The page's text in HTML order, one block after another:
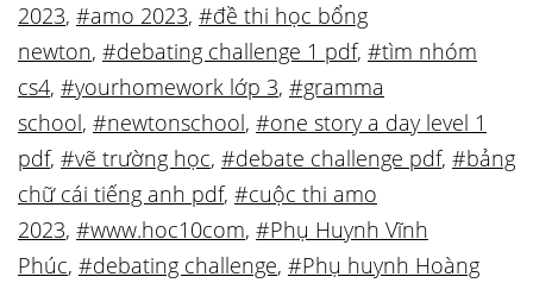
2023, #amo 2023, #đề thi học bổng
newton, #debating challenge 1 pdf, #tìm nhóm
cs4, #yourhomework lớp 3, #gramma
school, #newtonschool, #one story a day level 1
pdf, #vẽ trường học, #debate challenge pdf, #bảng
chữ cái tiếng anh pdf, #cuộc thi amo
2023, #www.hoc10com, #Phụ Huynh Vĩnh
Phúc, #debating challenge, #Phụ huynh Hoàng